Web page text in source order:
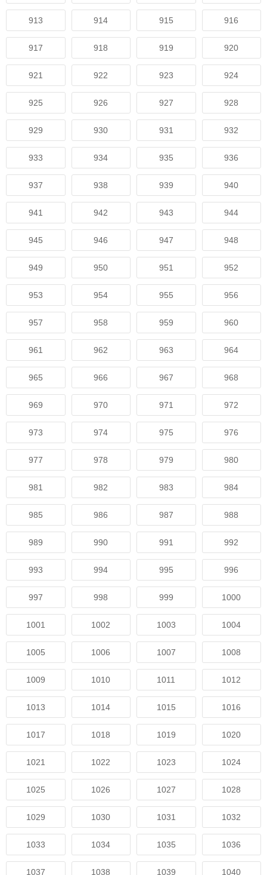
913 914 915 916
917 918 919 920
921 922 923 924
925 926 927 928
929 930 931 932
933 934 935 936
937 938 939 940
941 942 943 944
945 946 947 948
949 950 951 952
953 954 955 956
957 958 959 960
961 962 963 964
965 966 967 968
969 970 971 972
973 974 975 976
977 978 979 980
981 982 983 984
985 986 987 988
989 990 991 992
993 994 995 996
997 998 999 1000
1001 1002 1003 1004
1005 1006 1007 1008
1009 1010 1011 1012
1013 1014 1015 1016
1017 1018 1019 1020
1021 1022 1023 1024
1025 1026 1027 1028
1029 1030 1031 1032
1033 1034 1035 1036
1037 1038 1039 1040